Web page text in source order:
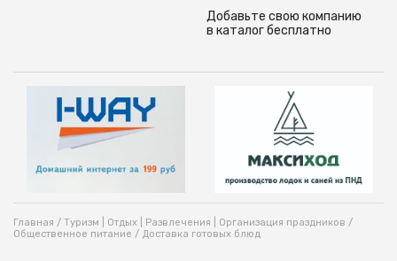
Добавьте свою компанию
в каталог бесплатно
Главная / Туризм | Отдых | Развлечения | Организация праздников /
Общественное питание / Доставка готовых блюд